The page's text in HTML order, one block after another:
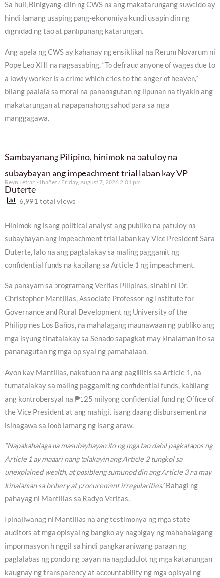
Sa huli, Binigyang-diin ng CWS na ang makatarungang suweldo ay
hindi lamang usaping pang-ekonomiya kundi usapin din ng
dignidad ng tao at panlipunang katarungan.
Ang apela ng CWS ay kahanay ng ensiklikal na Rerum Novarum ni
Pope Leo XIII na nagsasabing, “To defraud anyone of wages due to
a lowly worker is a crime which cries to the anger of heaven,”
bilang paalala sa moral na pananagutan ng lipunan na tiyakin ang
makatarungan at napapanahong sahod para sa mga
manggagawa.
Sambayanang Pilipino, hinimok na patuloy na
subaybayan ang impeachment trial laban kay VP
Duterte
Reyn Letran - Ibañez Friday, August 7, 2026 2:01 pm
6,991 total views
Hinimok ng isang political analyst ang publiko na patuloy na
subaybayan ang impeachment trial laban kay Vice President Sara
Duterte, lalo na ang pagtalakay sa maling paggamit ng
confidential funds na kabilang sa Article 1 ng impeachment.
Sa panayam sa programang Veritas Pilipinas, sinabi ni Dr.
Christopher Mantillas, Associate Professor ng Institute for
Governance and Rural Development ng University of the
Philippines Los Baños, na mahalagang maunawaan ng publiko ang
mga isyung tinatalakay sa Senado sapagkat may kinalaman ito sa
pananagutan ng mga opisyal ng pamahalaan.
Ayon kay Mantillas, nakatuon na ang paglilitis sa Article 1, na
tumatalakay sa maling paggamit ng confidential funds, kabilang
ang kontrobersyal na ₱125 milyong confidential fund ng Office of
the Vice President at ang mahigit isang daang disbursement na
isinagawa sa loob lamang ng isang araw.
“Napakahalaga na masubaybayan ito ng mga tao dahil pagkatapos ng
Article 1 ay maaari nang talakayin ang Article 2 tungkol sa
unexplained wealth, at posibleng sumunod din ang Article 3 na may
kinalaman sa bribery at procurement irregularities.”Bahagi ng
pahayag ni Mantillas sa Radyo Veritas.
Ipinaliwanag ni Mantillas na ang testimonya ng mga state
auditors at mga opisyal ng bangko ay nagbigay ng mahahalagang
impormasyon hinggil sa hindi pangkaraniwang paraan ng
paglalabas ng pondo ng bayan na nagdudulot ng mga katanungan
kaugnay ng transparency at accountability ng mga opisyal ng